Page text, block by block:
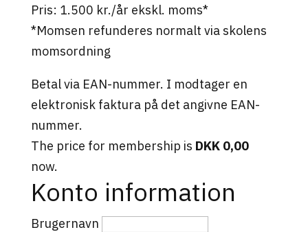
Pris: 1.500 kr./år ekskl. moms*
*Momsen refunderes normalt via skolens
momsordning
Betal via EAN-nummer. I modtager en
elektronisk faktura på det angivne EAN-
nummer.
The price for membership is DKK 0,00
now.
Konto information
Brugernavn